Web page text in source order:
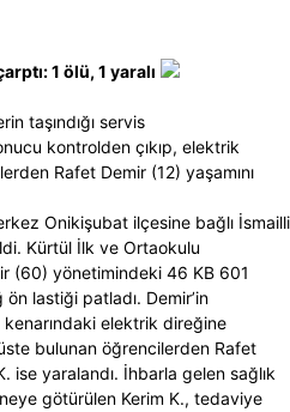
1 ölü, 1 yaralı
taşındığı servis
kontrolden çıkıp, elektrik
Rafet Demir (12) yaşamını
Onikişubat ilçesine bağlı İsmailli
Kürtül İlk ve Ortaokulu
(60) yönetimindeki 46 KB 601
lastiği patladı. Demir’in
elektrik direğine
bulunan öğrencilerden Rafet
ise yaralandı. İhbarla gelen sağlık
götürülen Kerim K., tedaviye